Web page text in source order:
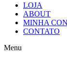
LOJA
ABOUT
MINHA
CONTATO
Menu